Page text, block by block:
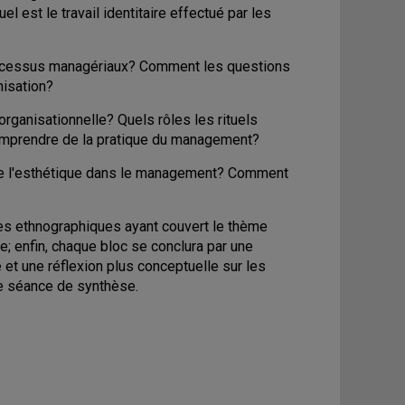
est le travail identitaire effectué par les
managériaux? Comment les questions
Quels rôles les rituels
de la pratique du management?
dans le management? Comment
ethnographiques ayant couvert le thème
enfin, chaque bloc se conclura par une
une réflexion plus conceptuelle sur les
séance de synthèse.